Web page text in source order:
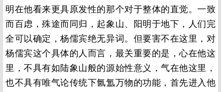
明在他看来更具原发性的那个对于整体的直觉。一致
而百虑，殊途而同归，起象山、阳明于地下，人们完
全可以确定，杨儒宾绝无异词。但要害不在这里，对
杨儒宾这个具体的人而言，最关重要的是，心在他这
里，不具有如陆象山般的源始性意义，气在他这里，
也不具有唯气论传统下氤氲万物的功能，首先进入他